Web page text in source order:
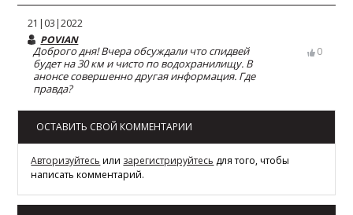
21|03|2022
POVIAN
Доброго дня! Вчера обсуждали что спидвей
будет на 30 км и чисто по водохранилищу. В
анонсе совершенно другая информация. Где
правда?
0
ОСТАВИТЬ СВОЙ КОММЕНТАРИИ
Авторизуйтесь или зарегистрируйтесь для того, чтобы
написать комментарий.